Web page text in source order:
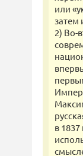
или
затем
2) Во-
в